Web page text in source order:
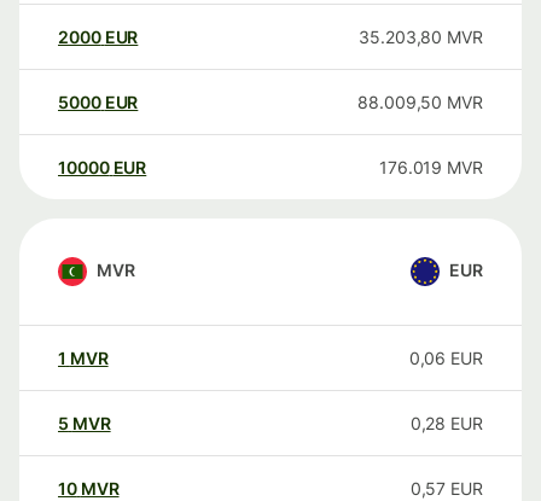
2000 EUR 35.203,80 MVR
5000 EUR 88.009,50 MVR
10000 EUR 176.019 MVR
MVR EUR
1 MVR 0,06 EUR
5 MVR 0,28 EUR
10 MVR 0,57 EUR